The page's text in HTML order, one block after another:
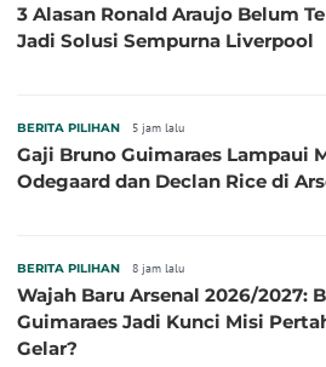
3 Alasan Ronald Araujo Belum
Jadi Solusi Sempurna Liverpool
BERITA PILIHAN 5 jam lalu
Gaji Bruno Guimaraes Lampaui
Odegaard dan Declan Rice di
BERITA PILIHAN 8 jam lalu
Wajah Baru Arsenal 2026/2027:
Guimaraes Jadi Kunci Misi
Gelar?